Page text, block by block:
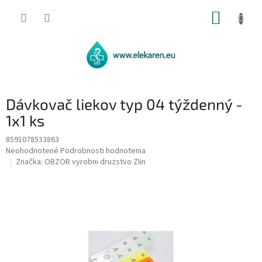
Dávkovač liekov typ 04 týždenný -
1x1 ks
8591078533863
Priemerné
hodnotenie
Neohodnotené Podrobnosti hodnotenia
Značka: OBZOR vyrobni druzstvo Zlin